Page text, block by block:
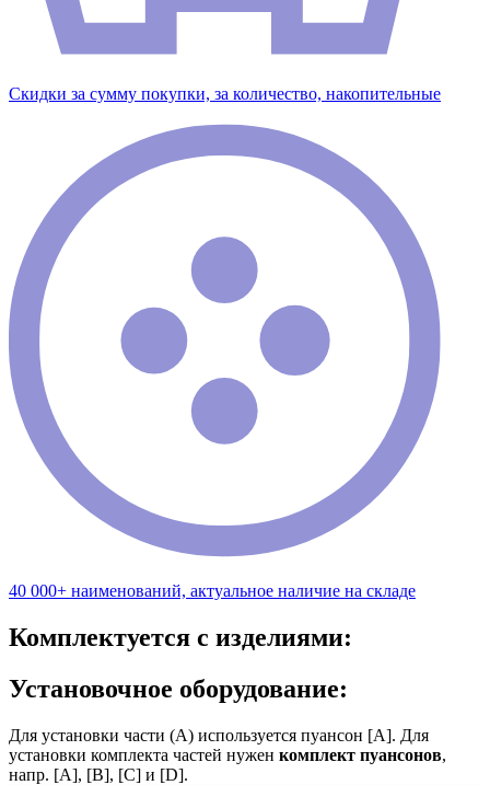
Скидки за сумму покупки, за количество, накопительные
40 000+ наименований, актуальное наличие на складе
Комплектуется с изделиями:
Установочное оборудование:
Для установки части (А) используется пуансон [А]. Для
установки комплекта частей нужен комплект пуансонов,
напр. [А], [B], [С] и [D].